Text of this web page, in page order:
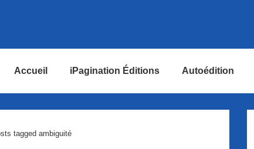
Accueil iPagination Éditions Autoédition
tagged ambiguité